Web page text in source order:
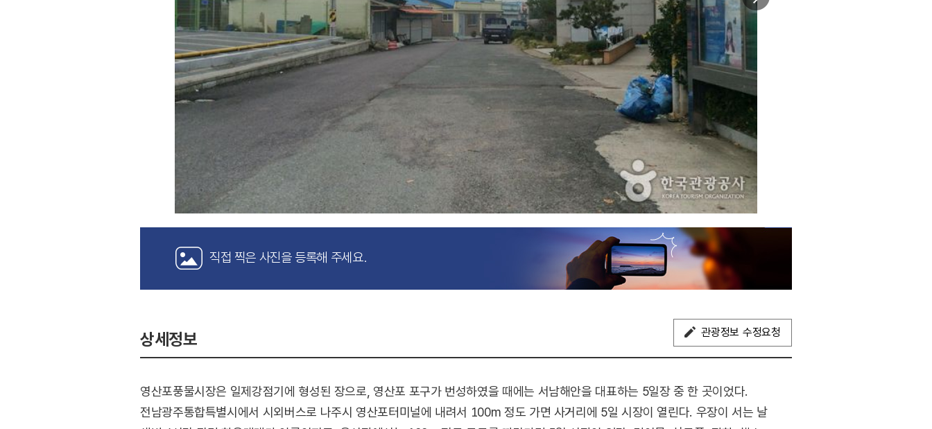
직접 찍은 사진을 등록해 주세요.
상세정보 관광정보 수정요청
영산포풍물시장은 일제강점기에 형성된 장으로, 영산포 포구가 번성하였을 때에는 서남해안을 대표하는 5일장 중 한 곳이었다.
전남광주통합특별시에서 시외버스로 나주시 영산포터미널에 내려서 100m 정도 가면 사거리에 5일 시장이 열린다. 우장이 서는 날